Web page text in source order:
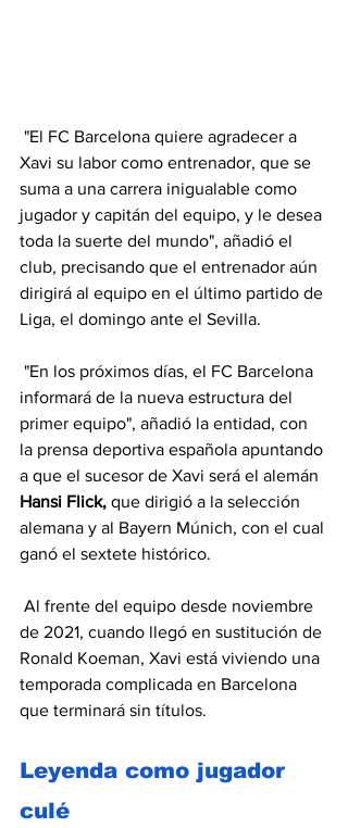
"El FC Barcelona quiere agradecer a
Xavi su labor como entrenador, que se
suma a una carrera inigualable como
jugador y capitán del equipo, y le desea
toda la suerte del mundo", añadió el
club, precisando que el entrenador aún
dirigirá al equipo en el último partido de
Liga, el domingo ante el Sevilla.
"En los próximos días, el FC Barcelona
informará de la nueva estructura del
primer equipo", añadió la entidad, con
la prensa deportiva española apuntando
a que el sucesor de Xavi será el alemán
Hansi Flick, que dirigió a la selección
alemana y al Bayern Múnich, con el cual
ganó el sextete histórico.
Al frente del equipo desde noviembre
de 2021, cuando llegó en sustitución de
Ronald Koeman, Xavi está viviendo una
temporada complicada en Barcelona
que terminará sin títulos.
Leyenda como jugador
culé